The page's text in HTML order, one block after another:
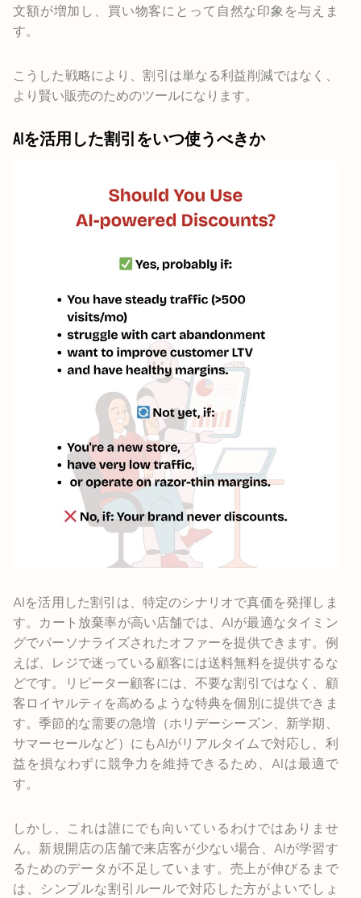
文額が増加し、買い物客にとって自然な印象を与えま
す。
こうした戦略により、割引は単なる利益削減ではなく、
より賢い販売のためのツールになります。
AIを活用した割引をいつ使うべきか
AIを活用した割引は、特定のシナリオで真価を発揮しま
す。カート放棄率が高い店舗では、AIが最適なタイミン
グでパーソナライズされたオファーを提供できます。例
えば、レジで迷っている顧客には送料無料を提供するな
どです。リピーター顧客には、不要な割引ではなく、顧
客ロイヤルティを高めるような特典を個別に提供できま
す。季節的な需要の急増（ホリデーシーズン、新学期、
サマーセールなど）にもAIがリアルタイムで対応し、利
益を損なわずに競争力を維持できるため、AIは最適で
す。
しかし、これは誰にでも向いているわけではありませ
ん。新規開店の店舗で来店客が少ない場合、AIが学習す
るためのデータが不足しています。売上が伸びるまで
は、シンプルな割引ルールで対応した方がよいでしょ